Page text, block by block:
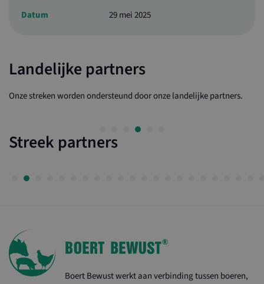
Datum 29 mei 2025
Landelijke partners
Onze streken worden ondersteund door onze landelijke partners.
Streek partners
Boert Bewust werkt aan verbinding tussen boeren,